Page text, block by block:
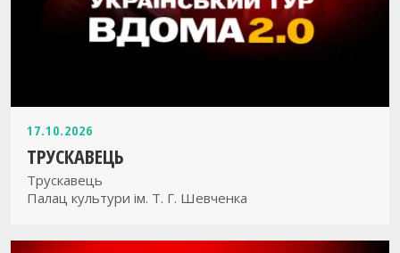
17.10.2026
ТРУСКАВЕЦЬ
Трускавець
Палац культури ім. Т. Г. Шевченка